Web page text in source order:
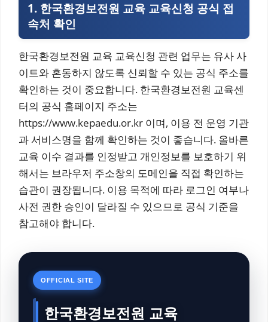
1. 한국환경보전원 교육 교육신청 공식 접
속처 확인
한국환경보전원 교육 교육신청 관련 업무는 유사 사
이트와 혼동하지 않도록 신뢰할 수 있는 공식 주소를
확인하는 것이 중요합니다. 한국환경보전원 교육센
터의 공식 홈페이지 주소는
https://www.kepaedu.or.kr 이며, 이용 전 운영 기관
과 서비스명을 함께 확인하는 것이 좋습니다. 올바른
교육 이수 결과를 인정받고 개인정보를 보호하기 위
해서는 브라우저 주소창의 도메인을 직접 확인하는
습관이 권장됩니다. 이용 목적에 따라 로그인 여부나
사전 권한 승인이 달라질 수 있으므로 공식 기준을
참고해야 합니다.
OFFICIAL SITE
한국환경보전원 교육